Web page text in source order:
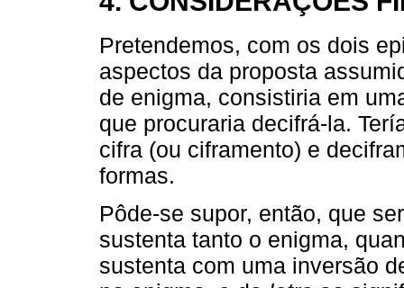
Pretendemos, com os dois
aspectos da proposta
de enigma, consistiria em
que procuraria decifrá-la.
cifra (ou ciframento) e
formas.
Pôde-se supor, então, que
sustenta tanto o enigma,
sustenta com uma inversão